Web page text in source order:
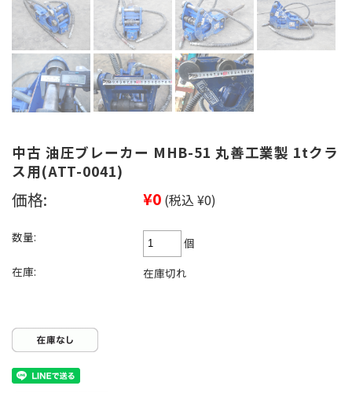
中古 油圧ブレーカー MHB-51 丸善工業製 1tクラ
ス用(ATT-0041)
価格: ¥0 (税込 ¥0)
数量:
個
在庫:
在庫切れ